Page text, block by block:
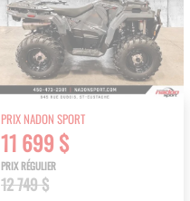
PRIX NADON SPORT
11 699 $
PRIX RÉGULIER
12 749 $